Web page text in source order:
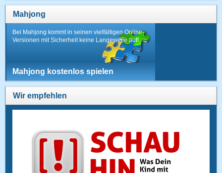
Mahjong
Bei Mahjong kommt in seinen vielfältigen Online-
Versionen mit Sicherheit keine Langeweile auf!
Mahjong kostenlos spielen
Wir empfehlen